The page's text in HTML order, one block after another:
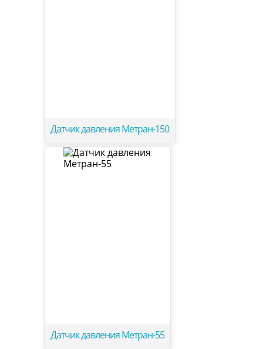
Датчик давления Метран-150
Датчик давления Метран-55